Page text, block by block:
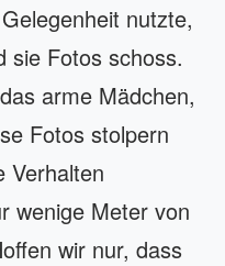
nutzte,
sie Fotos schoss.
arme Mädchen,
Fotos stolpern
Verhalten
wenige Meter von
wir nur, dass